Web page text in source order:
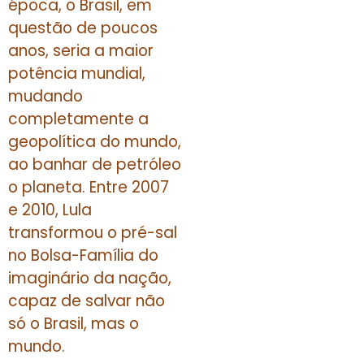
época, o Brasil, em
questão de poucos
anos, seria a maior
potência mundial,
mudando
completamente a
geopolítica do mundo,
ao banhar de petróleo
o planeta. Entre 2007
e 2010, Lula
transformou o pré-sal
no Bolsa-Família do
imaginário da nação,
capaz de salvar não
só o Brasil, mas o
mundo.